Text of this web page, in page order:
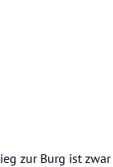
zur Burg ist